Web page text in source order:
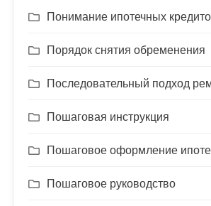
Понимание ипотечных
Порядок снятия обременения
Последовательный подход
Пошаговая инструкция
Пошаговое оформление
Пошаговое руководство